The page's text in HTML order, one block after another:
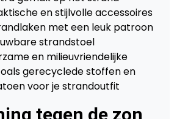
en stijlvolle accessoires
met een leuk patroon
strandstoel
en milieuvriendelijke
gerecyclede stoffen en
voor je strandoutfit
tegen de zon